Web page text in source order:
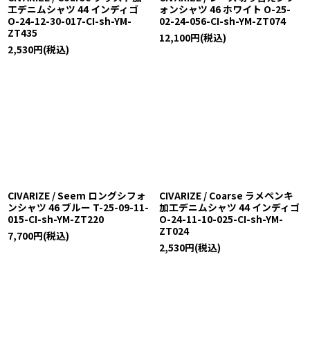
工デニムシャツ 44 インディゴ
O-24-12-30-017-CI-sh-YM-
ZT435
2,530円(税込)
ォンシャツ 46 ホワイト O-25-
02-24-056-CI-sh-YM-ZT074
12,100円(税込)
CIVARIZE / Seem ロングシフォ
ンシャツ 46 ブルー T-25-09-11-
015-CI-sh-YM-ZT220
7,700円(税込)
CIVARIZE / Coarse ラメペンキ
加工デニムシャツ 44 インディゴ
O-24-11-10-025-CI-sh-YM-
ZT024
2,530円(税込)